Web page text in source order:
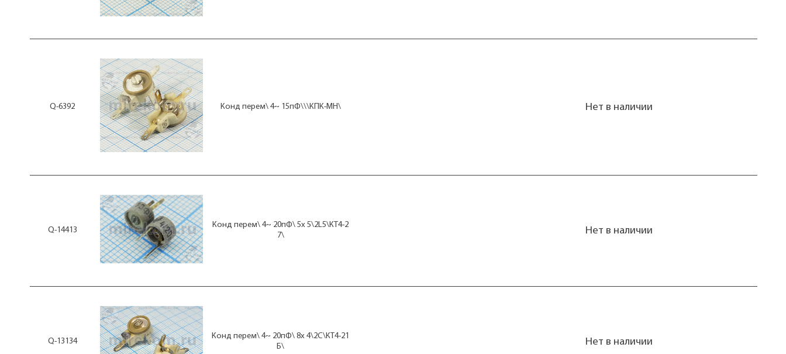
Q-6392 Конд перем\ 4~ 15пФ\\\КПК-МН\ Нет в наличии
Q-14413
Конд перем\ 4~ 20пФ\ 5x 5\2L5\КТ4-2
7\
Нет в наличии
Q-13134
Конд перем\ 4~ 20пФ\ 8x 4\2C\КТ4-21
Б\
Нет в наличии